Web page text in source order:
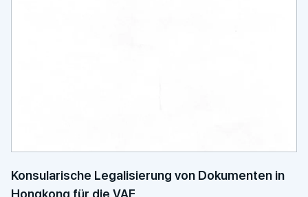
Konsularische Legalisierung von Dokumenten in
Hongkong für die VAE